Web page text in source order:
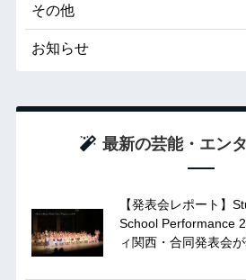
その他
お知らせ
最新の芸能・エン
【発表会レポート】
School Performance
ィ関西・合同発表会